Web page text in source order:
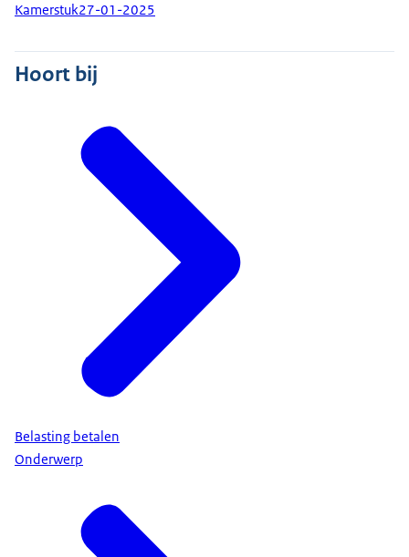
Kamerstuk27-01-2025
Hoort bij
Belasting betalen
Onderwerp